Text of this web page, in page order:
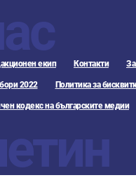
екип Контакти
2022 Политика за
кодекс на българските медии